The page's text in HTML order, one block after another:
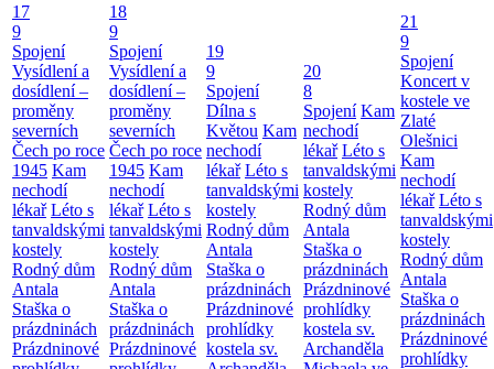
17
9
Spojení
Vysídlení a
dosídlení –
proměny
severních
Čech po roce
1945 Kam
nechodí
lékař Léto s
tanvaldskými
kostely
Rodný dům
Antala
Staška o
prázdninách
Prázdninové
18
9
Spojení
Vysídlení a
dosídlení –
proměny
severních
Čech po roce
1945 Kam
nechodí
lékař Léto s
tanvaldskými
kostely
Rodný dům
Antala
Staška o
prázdninách
Prázdninové
19
9
Spojení
Dílna s
Květou Kam
nechodí
lékař Léto s
tanvaldskými
kostely
Rodný dům
Antala
Staška o
prázdninách
Prázdninové
prohlídky
kostela sv.
20
8
Spojení Kam
nechodí
lékař Léto s
tanvaldskými
kostely
Rodný dům
Antala
Staška o
prázdninách
Prázdninové
prohlídky
kostela sv.
Archanděla
21
9
Spojení
Koncert v
kostele ve
Zlaté
Olešnici
Kam
nechodí
lékař Léto s
tanvaldskými
kostely
Rodný dům
Antala
Staška o
prázdninách
Prázdninové
prohlídky